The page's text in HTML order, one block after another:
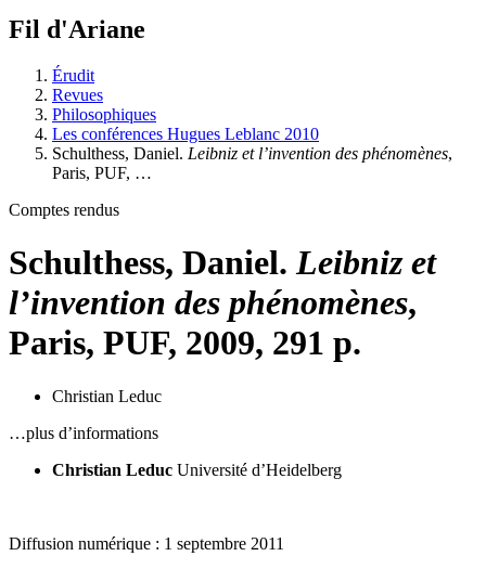
Fil d'Ariane
Érudit
Revues
Philosophiques
Les conférences Hugues Leblanc 2010
Schulthess, Daniel. Leibniz et l’invention des phénomènes,
Paris, PUF, …
Comptes rendus
Schulthess, Daniel. Leibniz et
l’invention des phénomènes,
Paris, PUF, 2009, 291 p.
Christian Leduc
…plus d’informations
Christian Leduc Université d’Heidelberg
Diffusion numérique : 1 septembre 2011